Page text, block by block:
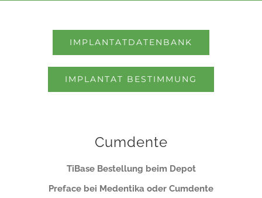
IMPLANTATDATENBANK
IMPLANTAT BESTIMMUNG
Cumdente
TiBase Bestellung beim Depot
Preface bei Medentika oder Cumdente